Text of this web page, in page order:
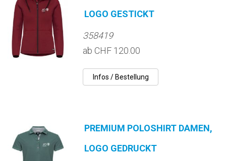
LOGO GESTICKT
358419
ab CHF 120.00
PREMIUM POLOSHIRT DAMEN,
LOGO GEDRUCKT